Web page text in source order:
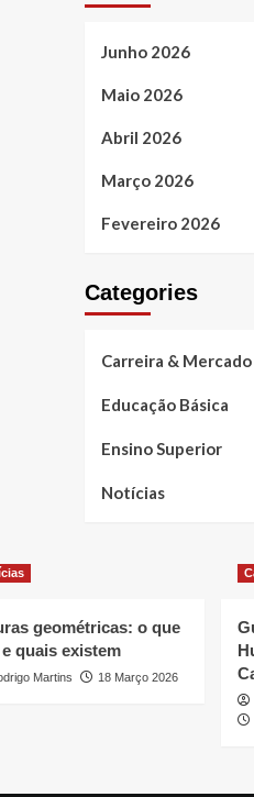
Junho 2026
Maio 2026
Abril 2026
Março 2026
Fevereiro 2026
Categories
Carreira &
Educação Básica
Ensino Superior
Notícias
geométricas: o que
quais existem
Martins 18 Março 2026